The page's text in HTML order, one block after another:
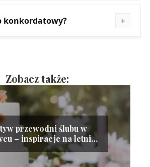
konkordatowy?
Zobacz także:
przewodni ślubu w
– inspiracje na letnią
pełną koloru i
świeżości